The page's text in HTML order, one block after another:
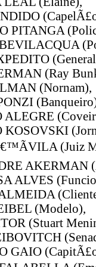
PITANGA
(Ray
(Nornam),
ALEGRE
KOSOVSKI
(Juiz
AKERMAN
ALVES
(Modelo),
(Stuart
GAIO